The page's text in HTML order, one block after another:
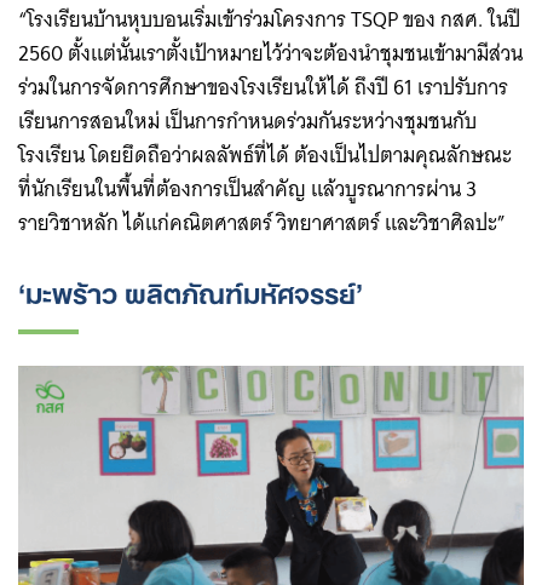
“โรงเรียนบ้านหุบบอนเริ่มเข้าร่วมโครงการ TSQP ของ กสศ. ในปี
2560 ตั้งแต่นั้นเราตั้งเป้าหมายไว้ว่าจะต้องนำชุมชนเข้ามามีส่วน
ร่วมในการจัดการศึกษาของโรงเรียนให้ได้ ถึงปี 61 เราปรับการ
เรียนการสอนใหม่ เป็นการกำหนดร่วมกันระหว่างชุมชนกับ
โรงเรียน โดยยึดถือว่าผลลัพธ์ที่ได้ ต้องเป็นไปตามคุณลักษณะ
ที่นักเรียนในพื้นที่ต้องการเป็นสำคัญ แล้วบูรณาการผ่าน 3
รายวิชาหลัก ได้แก่คณิตศาสตร์ วิทยาศาสตร์ และวิชาศิลปะ”
‘มะพร้าว ผลิตภัณฑ์มหัศจรรย์’